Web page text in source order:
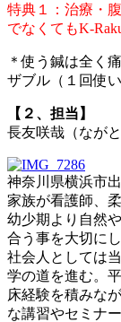
特典１：治療・
でなくてもK-
＊使う鍼は全く
ザブル（１回使
【２、担当】
長友咲哉（なが
神奈川県横浜市出
家族が看護師、
幼少期より自然
合う事を大切に
社会人としては
学の道を進む。
床経験を積みな
な講習やセミナ